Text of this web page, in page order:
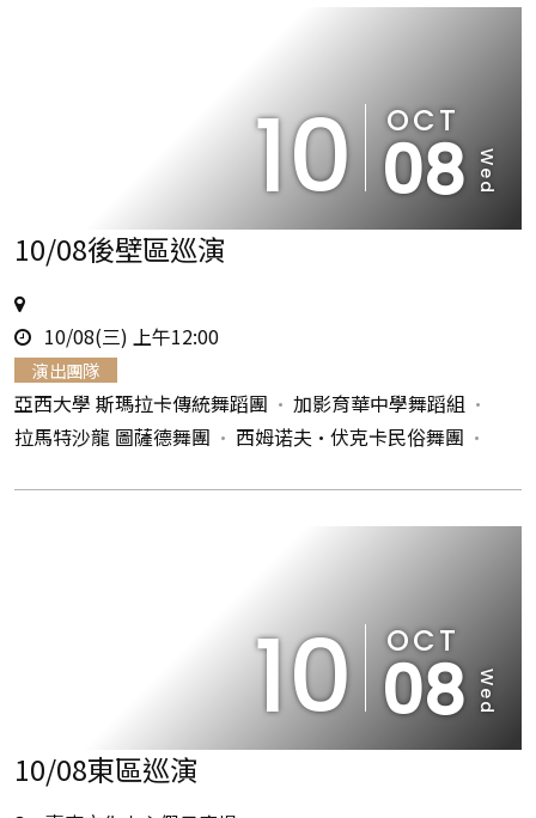
10 OCT
08 Wed
10/08後壁區巡演
點
時
間
10/08(三) 上午12:00
演出團隊
亞西大學 斯瑪拉卡傳統舞蹈團
加影育華中學舞蹈組
拉馬特沙龍 圖薩德舞團
西姆诺夫•伏克卡民俗舞團
10 OCT
08 Wed
10/08東區巡演